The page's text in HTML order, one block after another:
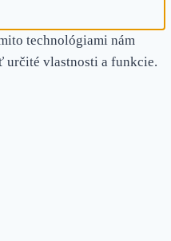
technológiami nám
určité vlastnosti a funkcie.